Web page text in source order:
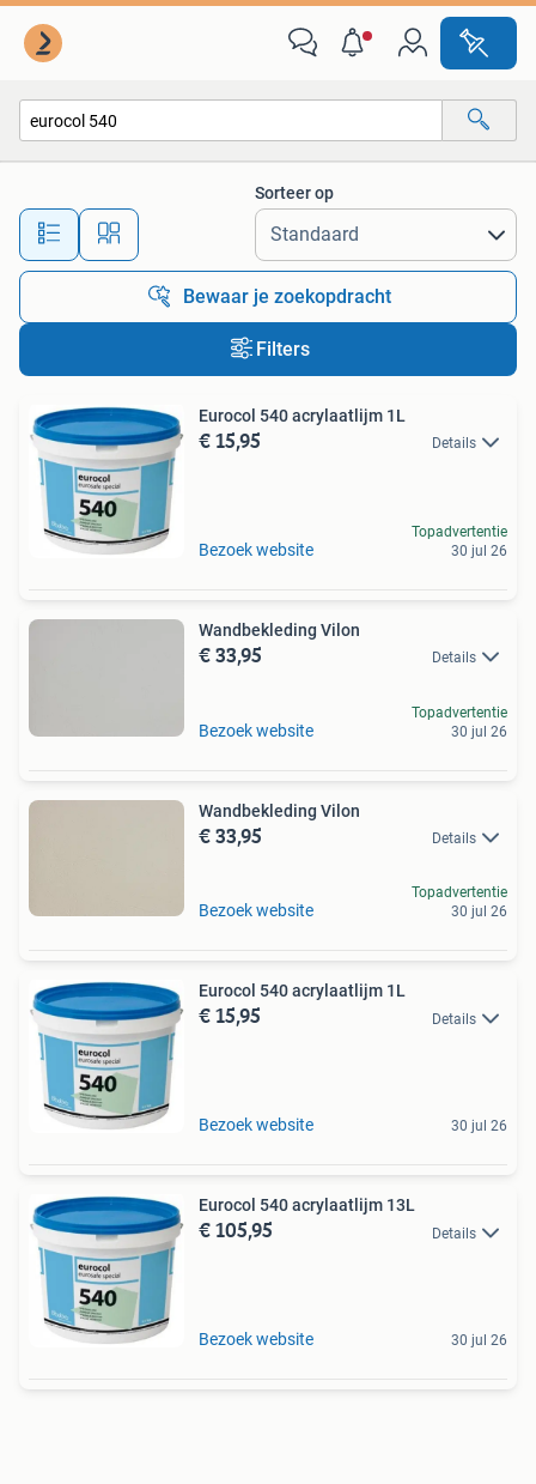
Alle afstanden…
Sorteer op
Bewaar je zoekopdracht
Filters
Eurocol 540 acrylaatlijm 1L
€ 15,95 Details
Bezoek website
Topadvertentie
30 jul 26
Wandbekleding Vilon
€ 33,95 Details
Bezoek website
Topadvertentie
30 jul 26
Wandbekleding Vilon
€ 33,95 Details
Bezoek website
Topadvertentie
30 jul 26
Eurocol 540 acrylaatlijm 1L
€ 15,95 Details
Bezoek website 30 jul 26
Eurocol 540 acrylaatlijm 13L
€ 105,95 Details
Bezoek website 30 jul 26